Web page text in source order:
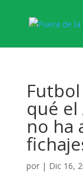
qué el
no ha
por | Dic 16,